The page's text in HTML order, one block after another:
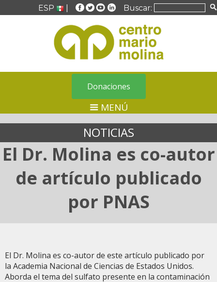
ESP Buscar:
Donaciones
MENÚ
NOTICIAS
El Dr. Molina es co-autor
de artículo publicado
por PNAS
El Dr. Molina es co-autor de este artículo publicado por
la Academia Nacional de Ciencias de Estados Unidos.
Aborda el tema del sulfato presente en la contaminación